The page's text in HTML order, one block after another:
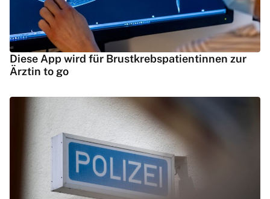
Diese App wird für Brustkrebspatientinnen zur
Ärztin to go